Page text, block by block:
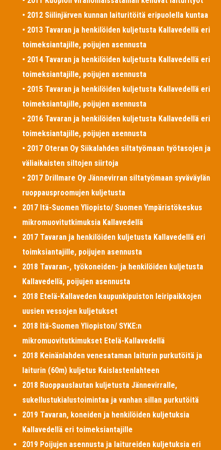
• 2012 Siilinjärven kunnan laituritöitä eripuolella kuntaa
• 2013 Tavaran ja henkilöiden kuljetusta Kallavedellä eri
toimeksiantajille, poijujen asennusta
• 2014 Tavaran ja henkilöiden kuljetusta Kallavedellä eri
toimeksiantajille, poijujen asennusta
• 2015 Tavaran ja henkilöiden kuljetusta Kallavedellä eri
toimeksiantajille, poijujen asennusta
• 2016 Tavaran ja henkilöiden kuljetusta Kallavedellä eri
toimeksiantajille, poijujen asennusta
• 2017 Oteran Oy Siikalahden siltatyömaan työtasojen ja
väliaikaisten siltojen siirtoja
• 2017 Drillmare Oy Jännevirran siltatyömaan syväväylän
ruoppausproomujen kuljetusta
2017 Itä-Suomen Yliopisto/ Suomen Ympäristökeskus
mikromuovitutkimuksia Kallavedellä
2017 Tavaran ja henkilöiden kuljetusta Kallavedellä eri
toimksiantajille, poijujen asennusta
2018 Tavaran-, työkoneiden- ja henkilöiden kuljetusta
Kallavedellä, poijujen asennusta
2018 Etelä-Kallaveden kaupunkipuiston leiripaikkojen
uusien vessojen kuljetukset
2018 Itä-Suomen Yliopiston/ SYKE:n
mikromuovitutkimukset Etelä-Kallavedellä
2018 Keinänlahden venesataman laiturin purkutöitä ja
laiturin (60m) kuljetus Kaislastenlahteen
2018 Ruoppauslautan kuljetusta Jännevirralle,
sukellustukialustoimintaa ja vanhan sillan purkutöitä
2019 Tavaran, koneiden ja henkilöiden kuljetuksia
Kallavedellä eri toimeksiantajille
2019 Poijujen asennusta ja laitureiden kuljetuksia eri